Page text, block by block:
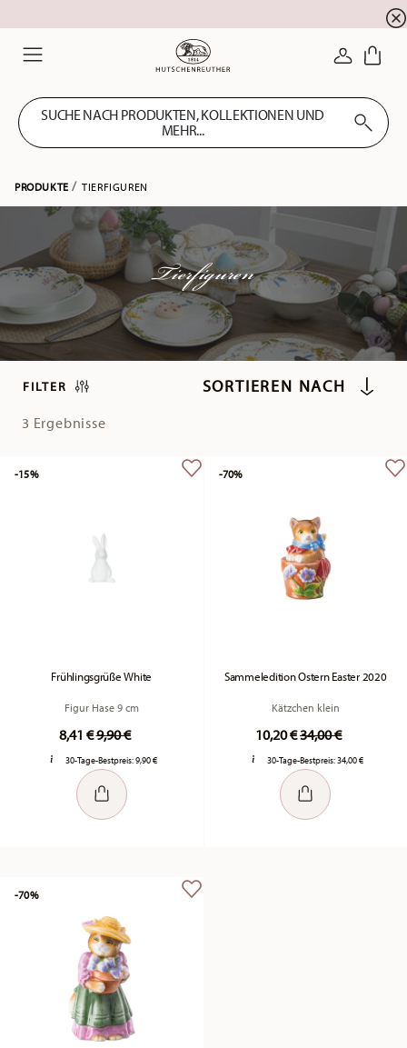
Summer SALE! Sichern Sie sich 5% EXTRA-
SUCHE NACH PRODUKTEN, KOLLEKTIONEN UND
MEHR...
PRODUKTE TIERFIGUREN
Tierfiguren
FILTER
3 Ergebnisse
Frühlingsgrüße White
Figur Hase 9 cm
8,41 €Price reduced from
9,90 €to
30-Tage-Bestpreis:9,90 €
-15%
Sammeledition Ostern Easter 2020
Kätzchen klein
10,20 €Price reduced
34,00 €to
30-Tage-Bestpreis:34,00 €
-70%
-70%